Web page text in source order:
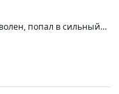
попал в сильный
мягкая, тихая...
Авто ниссан хтрейл